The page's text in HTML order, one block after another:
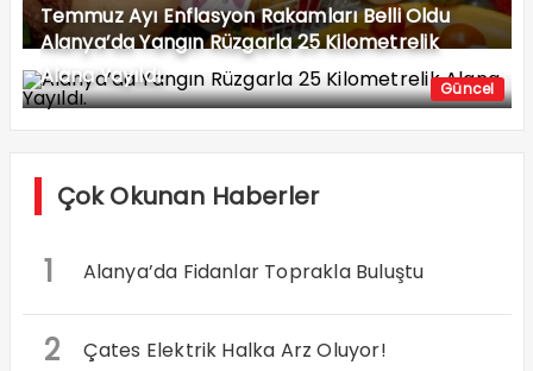
Temmuz Ayı Enflasyon Rakamları Belli Oldu
Güncel
Alanya’da Yangın Rüzgarla 25 Kilometrelik
Alana Yayıldı.
Çok Okunan Haberler
1 Alanya’da Fidanlar Toprakla Buluştu
2 Çates Elektrik Halka Arz Oluyor!